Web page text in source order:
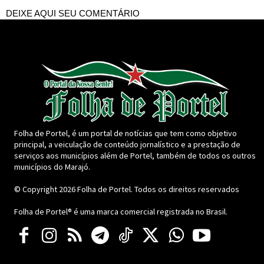
DEIXE AQUI SEU COMENTÁRIO
Folha de Portel, é um portal de notícias que tem como objetivo
principal, a veiculação de conteúdo jornalístico e a prestação de
serviços aos municípios além de Portel, também de todos os outros
municípios do Marajó.
© Copyright 2026Folha de Portel. Todos os direitos reservados
Folha de Portel® é uma marca comercial registrada no Brasil.